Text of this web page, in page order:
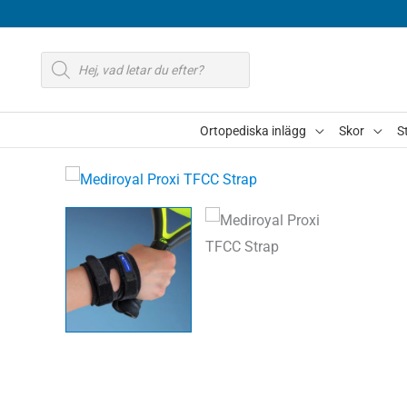
Produktsökning
Ortopediska inlägg Skor